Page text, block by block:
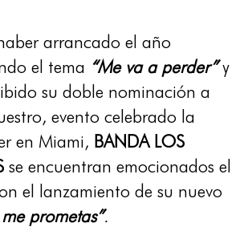
arrancado el año
el tema “Me va a perder” y
su doble nominación a
evento celebrado la
en Miami, BANDA LOS
se encuentran emocionados el
el lanzamiento de su nuevo
prometas”.